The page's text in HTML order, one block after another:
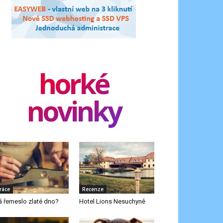
horké
novinky
řemeslo zlaté dno?
Recenze
Hotel Lions Nesuchyně